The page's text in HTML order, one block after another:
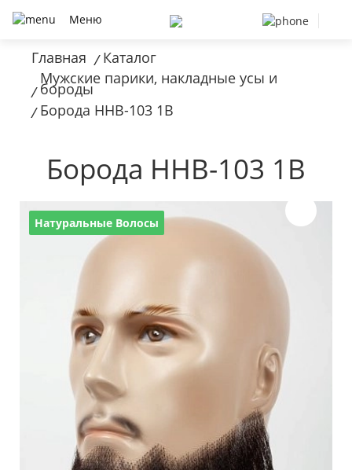
Меню
Главная / Каталог
/
Мужские парики, накладные усы и
бороды
/ Борода HHB-103 1B
Борода HHB-103 1B
Натуральные Волосы